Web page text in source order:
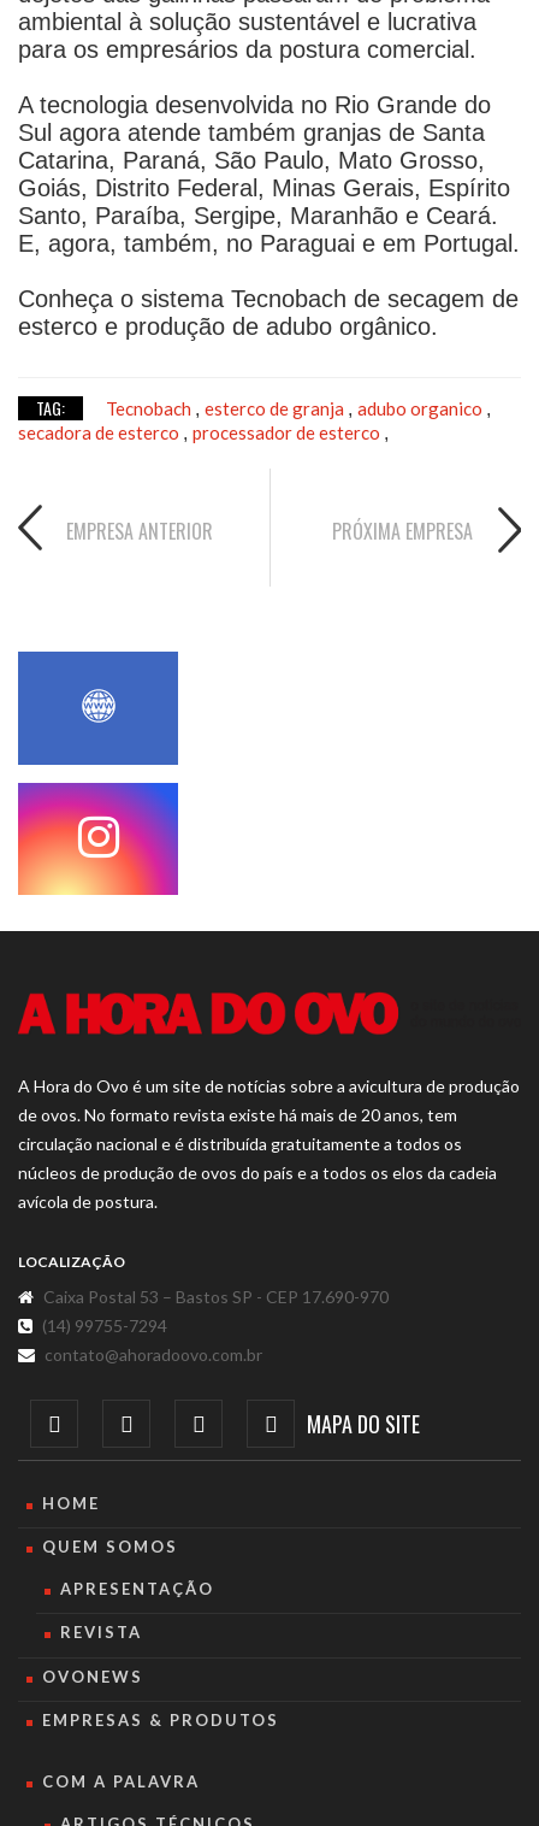
ambiental à solução sustentável e lucrativa
para os empresários da postura comercial.
A tecnologia desenvolvida no Rio Grande do
Sul agora atende também granjas de Santa
Catarina, Paraná, São Paulo, Mato Grosso,
Goiás, Distrito Federal, Minas Gerais, Espírito
Santo, Paraíba, Sergipe, Maranhão e Ceará.
E, agora, também, no Paraguai e em Portugal.
Conheça o sistema Tecnobach de secagem de
esterco e produção de adubo orgânico.
TAG: Tecnobach , esterco de granja , adubo organico ,
secadora de esterco , processador de esterco ,
EMPRESA ANTERIOR PRÓXIMA EMPRESA
A Hora do Ovo é um site de notícias sobre a avicultura de produção
de ovos. No formato revista existe há mais de 20 anos, tem
circulação nacional e é distribuída gratuitamente a todos os
núcleos de produção de ovos do país e a todos os elos da cadeia
avícola de postura.
LOCALIZAÇÃO
Caixa Postal 53 – Bastos SP - CEP 17.690-970
(14) 99755-7294
contato@ahoradoovo.com.br
MAPA DO SITE
HOME
QUEM SOMOS
APRESENTAÇÃO
REVISTA
OVONEWS
EMPRESAS & PRODUTOS
COM A PALAVRA